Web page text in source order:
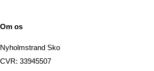
Om os
Nyholmstrand Sko
CVR: 33945507